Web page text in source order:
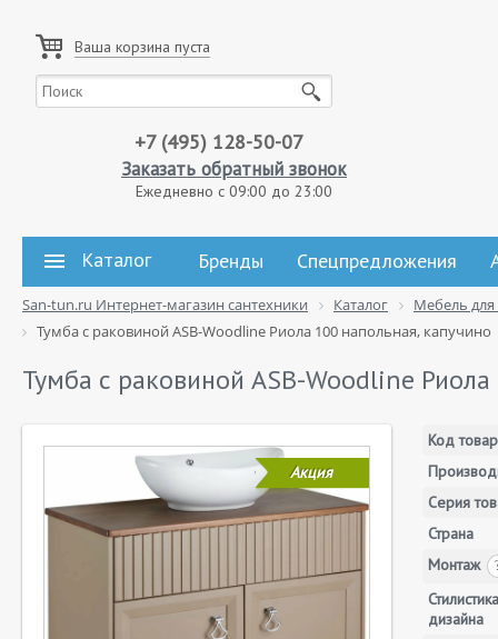
Ваша корзина пуста
+7 (495) 128-50-07
Заказать обратный звонок
Ежедневно с 09:00 до 23:00
Каталог Бренды Спецпредложения
San-tun.ru Интернет-магазин сантехники Каталог
Мебель
Тумба с раковиной ASB-Woodline Риола 100 напольная, капучино
Тумба с раковиной ASB-Woodline
Акция
Код
Серия
Страна
Монтаж
Стилистика
дизайна